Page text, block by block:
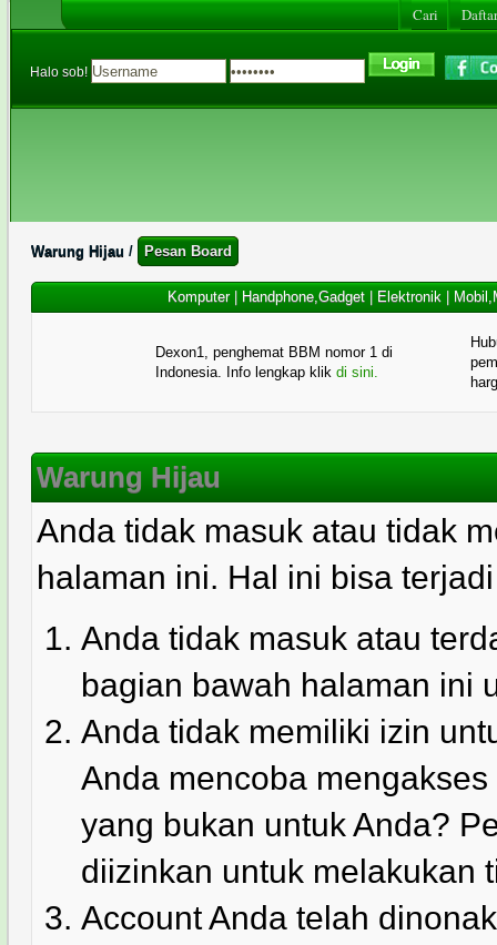
Cari
Halo sob!
Warung Hijau / Pesan Board
Komputer| Handphone,Gadget| Elektronik|
Dexon1, penghemat BBM nomor 1 di
Indonesia. Info lengkap klik di sini.
Warung Hijau
Anda tidak masuk atau tidak
halaman ini. Hal ini bisa
Anda tidak masuk atau
bagian bawah halaman ini
Anda tidak memiliki izin
Anda mencoba
yang bukan untuk Anda?
diizinkan untuk melakukan
Account Anda telah